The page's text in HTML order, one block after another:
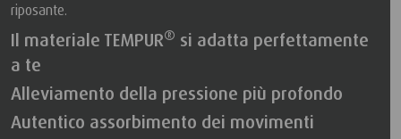
riposante.
Il materiale TEMPUR® si adatta perfettamente
a te
Alleviamento della pressione più profondo
Autentico assorbimento dei movimenti